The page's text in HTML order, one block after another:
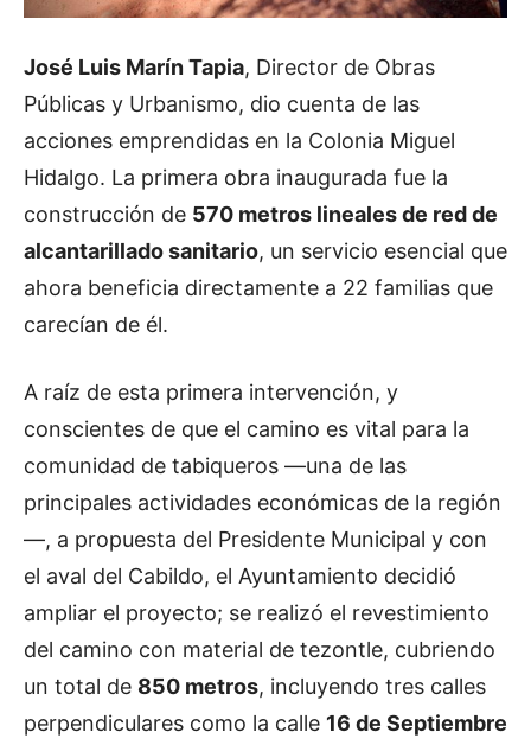
José Luis Marín Tapia, Director de Obras
Públicas y Urbanismo, dio cuenta de las
acciones emprendidas en la Colonia Miguel
Hidalgo. La primera obra inaugurada fue la
construcción de 570 metros lineales de red de
alcantarillado sanitario, un servicio esencial que
ahora beneficia directamente a 22 familias que
carecían de él.
A raíz de esta primera intervención, y
conscientes de que el camino es vital para la
comunidad de tabiqueros —una de las
principales actividades económicas de la región
—, a propuesta del Presidente Municipal y con
el aval del Cabildo, el Ayuntamiento decidió
ampliar el proyecto; se realizó el revestimiento
del camino con material de tezontle, cubriendo
un total de 850 metros, incluyendo tres calles
perpendiculares como la calle 16 de Septiembre